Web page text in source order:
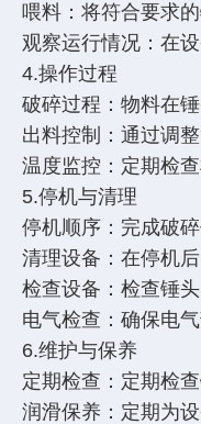
喂料：将符合要求
观察运行情况：在
4.操作过程
破碎过程：物料在
出料控制：通过调
温度监控：定期检
5.停机与清理
停机顺序：完成破
清理设备：在停机
检查设备：检查锤
电气检查：确保电
6.维护与保养
定期检查：定期检
润滑保养：定期为